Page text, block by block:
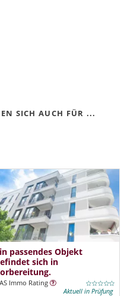
SICH AUCH FÜR ...
passendes Objekt
sich in
Immo Rating
Aktuell in Prüfung